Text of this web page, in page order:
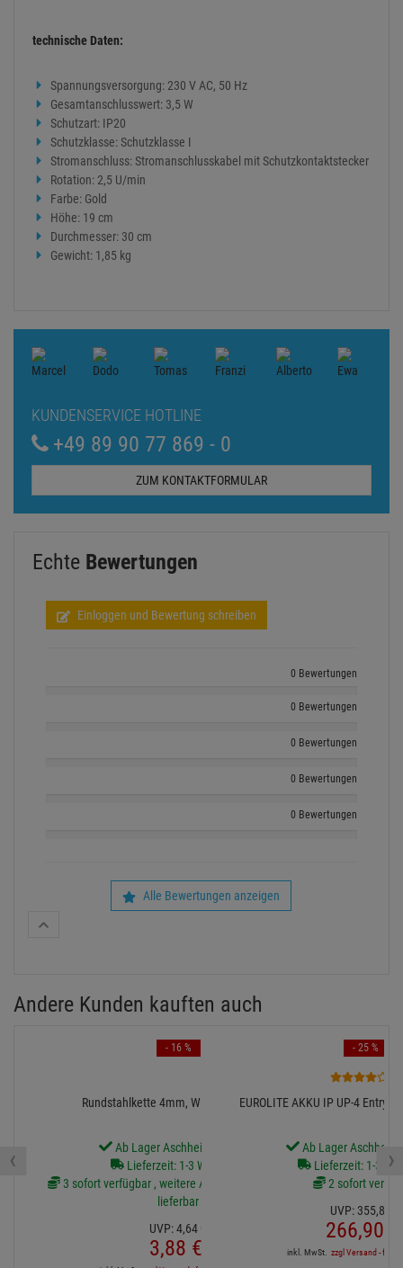
technische Daten:
Spannungsversorgung: 230 V AC, 50 Hz
Gesamtanschlusswert: 3,5 W
Schutzart: IP20
Schutzklasse: Schutzklasse I
Stromanschluss: Stromanschlusskabel mit Schutzkontaktstecker
Rotation: 2,5 U/min
Farbe: Gold
Höhe: 19 cm
Durchmesser: 30 cm
Gewicht: 1,85 kg
KUNDENSERVICE HOTLINE
+49 89 90 77 869 - 0
ZUM KONTAKTFORMULAR
Echte Bewertungen
Einloggen und Bewertung schreiben
0 Bewertungen
0 Bewertungen
0 Bewertungen
0 Bewertungen
0 Bewertungen
Alle Bewertungen anzeigen
Andere Kunden kauften auch
Rundstahlkette 4mm, WLL 80kg, 33cm
Ab Lager Aschheim lieferbar
Lieferzeit: 1-3 Werktage
3 sofort verfügbar , weitere Artikel ab Zentrallager
lieferbar
UVP:4,64 €
3,88 €
- 16 %
EUROLITE AKKU IP UP-4 Entry
Ab Lager
Lieferzeit: 1-3
2 sofort
UVP: 355,81
266,90
inkl. MwSt. zzgl Versand - frei
- 25 %
‹ ›